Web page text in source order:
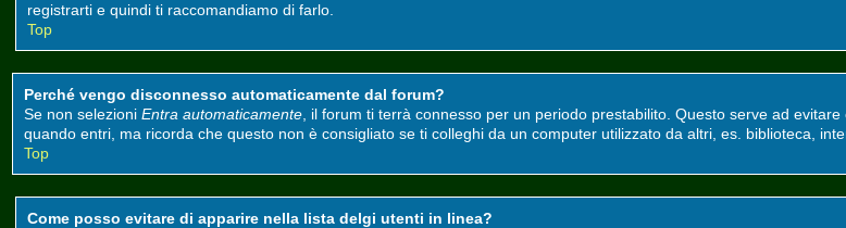
registrarti e quindi ti raccomandiamo di farlo.
Top
Perché vengo disconnesso automaticamente dal forum?
Se non selezioni Entra automaticamente , il forum ti terrà connesso per un periodo prestabilito. Questo serve ad
quando entri, ma ricorda che questo non è consigliato se ti colleghi da un computer utilizzato da altri, es. biblioteca,
Top
Come posso evitare di apparire nella lista delgi utenti in linea?